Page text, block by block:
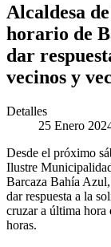
Alcaldesa
horario de
dar
vecinos y
Detalles
25 Enero
Desde el próximo
Ilustre
Barcaza Bahía
dar respuesta a la
cruzar a última hora
horas.